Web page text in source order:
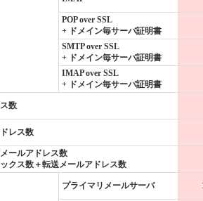
POP over SSL
+ ドメイン毎サーバ証明書
SMTP over SSL
+ ドメイン毎サーバ証明書
IMAP over SSL
+ ドメイン毎サーバ証明書
数
レス数
ールアドレス数
クス数＋転送メールアドレス数
プライマリメールサーバ